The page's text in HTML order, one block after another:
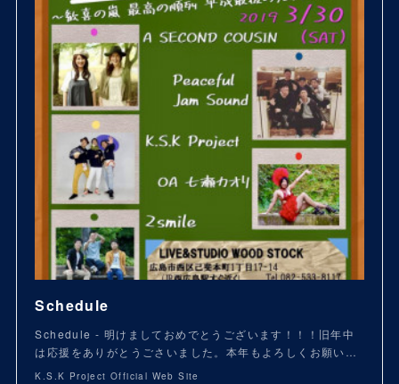
Schedule
Schedule - 明けましておめでとうございます！！！旧年中
は応援をありがとうごさいました。本年もよろしくお願い…
K.S.K Project Official Web Site